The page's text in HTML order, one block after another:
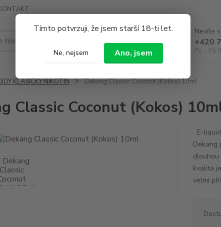
Tímto potvrzuji, že jsem starší 18-ti let.
Ne, nejsem Ano, jsem
Hledat
Nevíte
+420
Po - Pá
KLASICKÝ NIKOTIN Dekang Classic Coconut (Kokos) 10ml
Classic Coconut (Kokos)
E-
Dekang
dlouhou
kvalita
velmi